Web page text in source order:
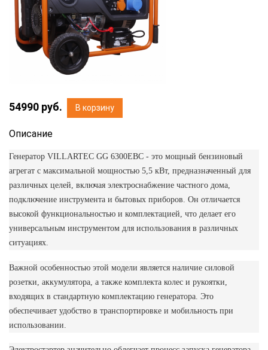
54990 руб. В корзину
Описание
Генератор VILLARTEC GG 6300ЕВС - это мощный бензиновый
агрегат с максимальной мощностью 5,5 кВт, предназначенный для
различных целей, включая электроснабжение частного дома,
подключение инструмента и бытовых приборов. Он отличается
высокой функциональностью и комплектацией, что делает его
универсальным инструментом для использования в различных
ситуациях.
Важной особенностью этой модели является наличие силовой
розетки, аккумулятора, а также комплекта колес и рукоятки,
входящих в стандартную комплектацию генератора. Это
обеспечивает удобство в транспортировке и мобильность при
использовании.